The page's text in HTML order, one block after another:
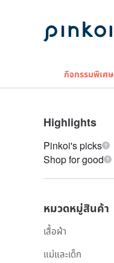
กิจกรรมพิเศษ
Highlights
Pinkoi's picks
Shop for good
หมวดหมู่สินค้า
เสื้อผ้า
แม่และเด็ก